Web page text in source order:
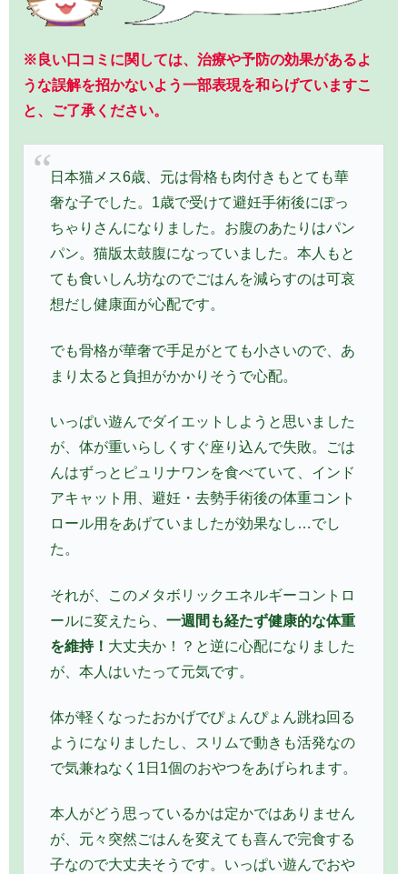
※良い口コミに関しては、治療や予防の効果があるよ
うな誤解を招かないよう一部表現を和らげていますこ
と、ご了承ください。
日本猫メス6歳、元は骨格も肉付きもとても華
奢な子でした。1歳で受けて避妊手術後にぽっ
ちゃりさんになりました。お腹のあたりはパン
パン。猫版太鼓腹になっていました。本人もと
ても食いしん坊なのでごはんを減らすのは可哀
想だし健康面が心配です。
でも骨格が華奢で手足がとても小さいので、あ
まり太ると負担がかかりそうで心配。
いっぱい遊んでダイエットしようと思いました
が、体が重いらしくすぐ座り込んで失敗。ごは
んはずっとピュリナワンを食べていて、インド
アキャット用、避妊・去勢手術後の体重コント
ロール用をあげていましたが効果なし…でし
た。
それが、このメタボリックエネルギーコントロ
ールに変えたら、 一週間も経たず健康的な体重
を維持！ 大丈夫か！？と逆に心配になりました
が、本人はいたって元気です。
体が軽くなったおかげでぴょんぴょん跳ね回る
ようになりましたし、スリムで動きも活発なの
で気兼ねなく1日1個のおやつをあげられます。
本人がどう思っているかは定かではありません
が、元々突然ごはんを変えても喜んで完食する
子なので大丈夫そうです。いっぱい遊んでおや